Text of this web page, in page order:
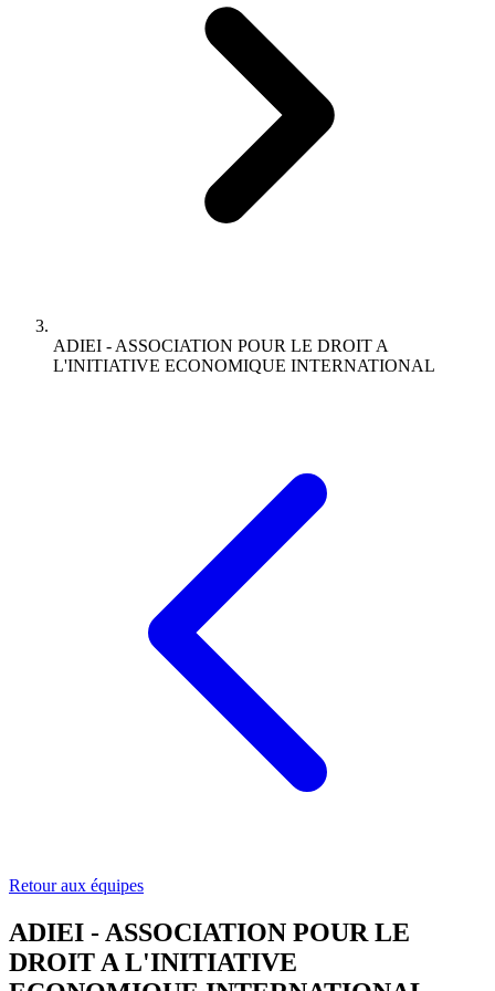
ADIEI - ASSOCIATION POUR LE DROIT A
L'INITIATIVE ECONOMIQUE INTERNATIONAL
Retour aux équipes
ADIEI - ASSOCIATION POUR LE
DROIT A L'INITIATIVE